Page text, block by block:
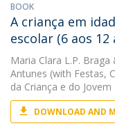
BOOK
A criança em
escolar (6 aos 12
Maria Clara L.P. Braga
Antunes (with Festas,
da Criança e do Jovem
DOWNLOAD AND